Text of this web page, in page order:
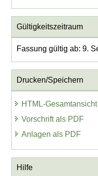
Gültigkeitszeitraum
Fassung gültig ab: 9.
Drucken/Speichern
HTML-Gesamtansicht
Vorschrift als PDF
Anlagen als PDF
Hilfe